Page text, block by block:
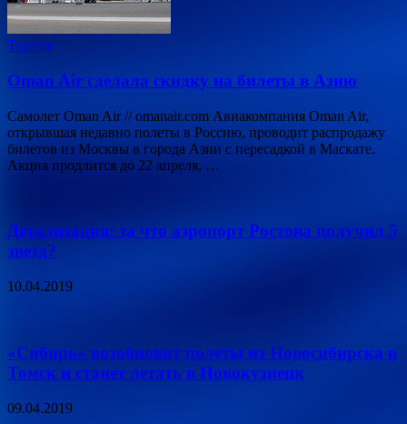
Туризм
Oman Air сделала скидку на билеты в Азию
Самолет Oman Air // omanair.com Авиакомпания Oman Air,
открывшая недавно полеты в Россию, проводит распродажу
билетов из Москвы в города Азии с пересадкой в Маскате.
Акция продлится до 22 апреля, …
Детализация: за что аэропорт Ростова получил 5
звезд?
10.04.2019
«Сибирь» возобновит полеты из Новосибирска в
Томск и станет летать в Новокузнецк
09.04.2019